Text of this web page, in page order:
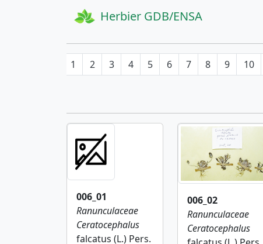
Herbier GDB/ENSA
1 2 3 4 5 6 7 8 9 10
006_01
Ranunculaceae
Ceratocephalus
falcatus (L.) Pers.
006_02
Ranunculaceae
Ceratocephalus